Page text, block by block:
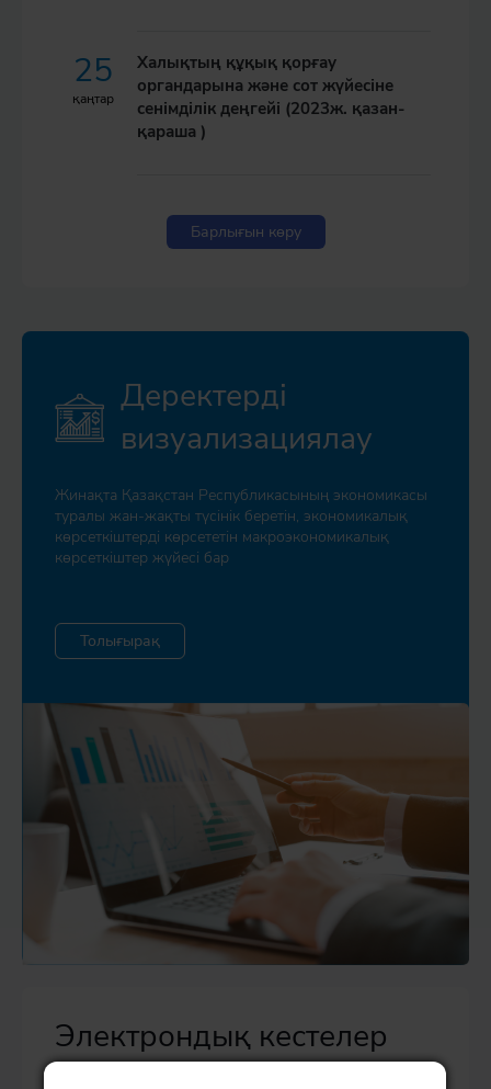
25
қаңтар
Халықтың құқық қорғау
органдарына және сот жүйесіне
сенімділік деңгейі (2023ж. қазан-
қараша )
Барлығын көру
Деректерді
визуализациялау
Жинақта Қазақстан Республикасының экономикасы
туралы жан-жақты түсінік беретін, экономикалық
көрсеткіштерді көрсететін макроэкономикалық
көрсеткіштер жүйесі бар
Толығырақ
Электрондық кестелер